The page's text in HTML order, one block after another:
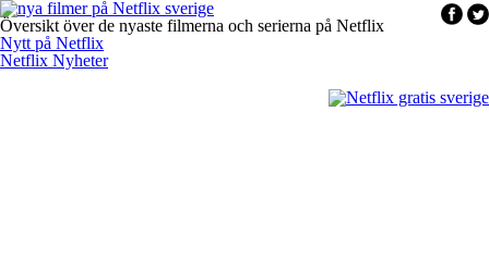
Översikt över de nyaste filmerna och serierna på Netflix
Nytt på Netflix
Netflix Nyheter